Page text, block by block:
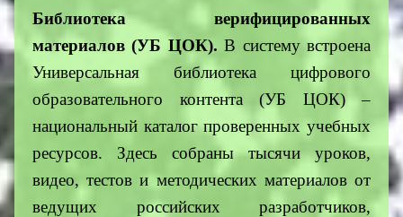
Библиотека верифицированных
материалов (УБ ЦОК). В систему встроена
Универсальная библиотека цифрового
образовательного контента (УБ ЦОК) –
национальный каталог проверенных учебных
ресурсов. Здесь собраны тысячи уроков,
видео, тестов и методических материалов от
ведущих российских разработчиков,